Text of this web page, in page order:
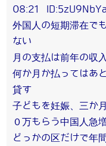
08:21
外国人の短期滞在で
ない
月の支払は前年の収
何か月か払ってはあ
貸す
子どもを妊娠、三か
０万もらう中国人急
どっかの区だけで年